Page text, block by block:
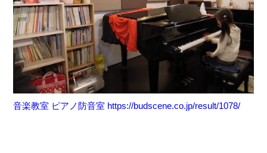
音楽教室 ピアノ防音室 https://budscene.co.jp/result/1078/